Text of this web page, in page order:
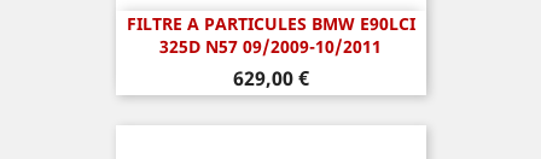
FILTRE A PARTICULES BMW E90LCI
325D N57 09/2009-10/2011
Prix
629,00 €